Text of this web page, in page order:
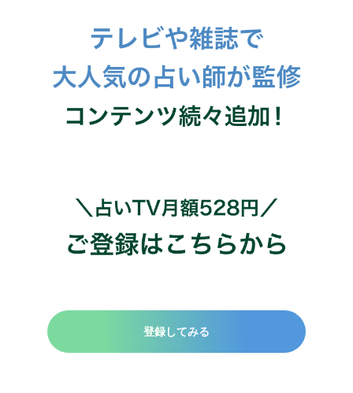
登録してみる